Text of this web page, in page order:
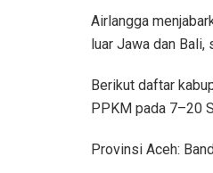
Airlangga
luar Jawa dan
Berikut daftar
PPKM pada 7–20
Provinsi Aceh: